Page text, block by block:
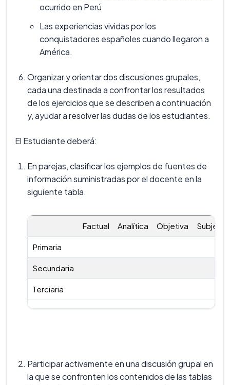
ocurrido en Perú
Las experiencias vividas por los
conquistadores españoles cuando llegaron a
América.
Organizar y orientar dos discusiones grupales,
cada una destinada a confrontar los resultados
de los ejercicios que se describen a continuación
y, ayudar a resolver las dudas de los estudiantes.
El Estudiante deberá:
En parejas, clasificar los ejemplos de fuentes de
información suministradas por el docente en la
siguiente tabla.
Factual Analítica Objetiva
Primaria
Secundaria
Terciaria
Participar activamente en una discusión grupal en
la que se confronten los contenidos de las tablas